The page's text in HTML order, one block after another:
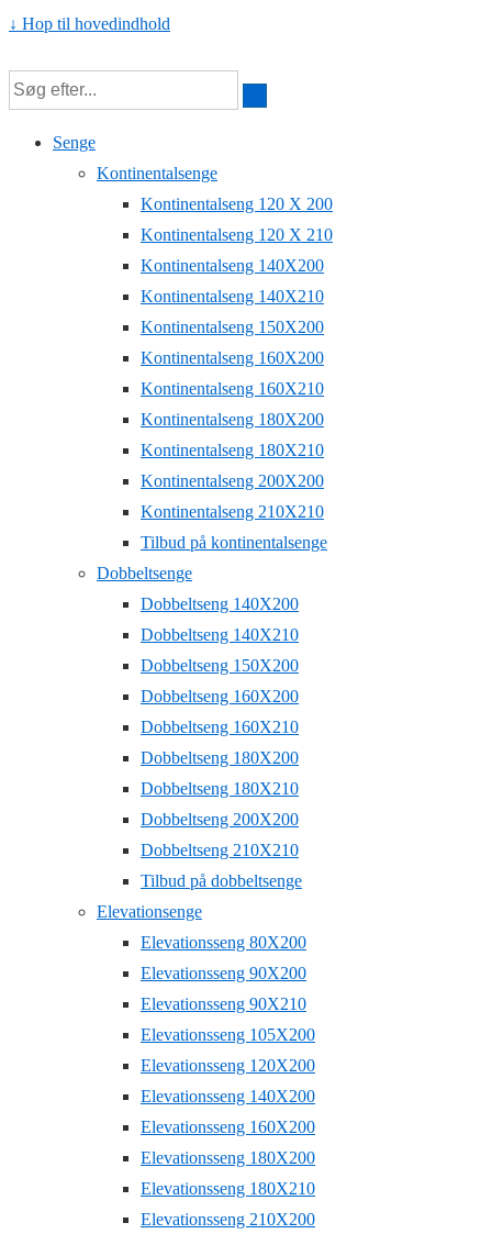
↓ Hop til hovedindhold
Senge
Kontinentalsenge
Kontinentalseng 120 X 200
Kontinentalseng 120 X 210
Kontinentalseng 140X200
Kontinentalseng 140X210
Kontinentalseng 150X200
Kontinentalseng 160X200
Kontinentalseng 160X210
Kontinentalseng 180X200
Kontinentalseng 180X210
Kontinentalseng 200X200
Kontinentalseng 210X210
Tilbud på kontinentalsenge
Dobbeltsenge
Dobbeltseng 140X200
Dobbeltseng 140X210
Dobbeltseng 150X200
Dobbeltseng 160X200
Dobbeltseng 160X210
Dobbeltseng 180X200
Dobbeltseng 180X210
Dobbeltseng 200X200
Dobbeltseng 210X210
Tilbud på dobbeltsenge
Elevationsenge
Elevationsseng 80X200
Elevationsseng 90X200
Elevationsseng 90X210
Elevationsseng 105X200
Elevationsseng 120X200
Elevationsseng 140X200
Elevationsseng 160X200
Elevationsseng 180X200
Elevationsseng 180X210
Elevationsseng 210X200